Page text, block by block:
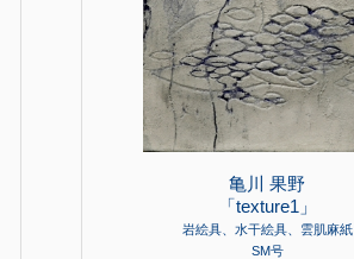
亀川 果野
「texture1」
岩絵具、水干絵具、雲肌麻紙
SM号